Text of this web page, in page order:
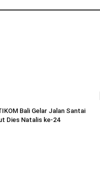
Bali Gelar Jalan Santai
Dies Natalis ke-24